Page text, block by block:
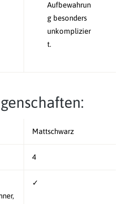
Aufbewahrun
g besonders
unkomplizier
t.
Mattschwarz
4
✓